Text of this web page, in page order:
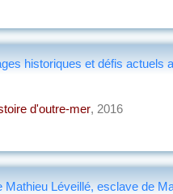
historiques et défis actuels
d'outre-mer, 2016
Léveillé, esclave de